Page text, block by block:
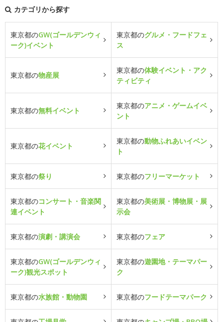
カテゴリから探す
東京都のGW(ゴールデンウィ
ーク)イベント
東京都のグルメ・フードフェ
ス
東京都の物産展
東京都の体験イベント・アク
ティビティ
東京都の無料イベント
東京都のアニメ・ゲームイベ
ント
東京都の花イベント
東京都の動物ふれあいイベン
ト
東京都の祭り 東京都のフリーマーケット
東京都のコンサート・音楽関
連イベント
東京都の美術展・博物展・展
示会
東京都の演劇・講演会 東京都のフェア
東京都のGW(ゴールデンウィ
ーク)観光スポット
東京都の遊園地・テーマパー
ク
東京都の水族館・動物園 東京都のフードテーマパーク